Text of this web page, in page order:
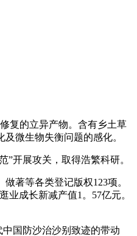
复的立异产物。含有乡土草
微生物失衡问题的感化。
开展攻关，取得浩繁科研。
著等各类登记版权123项。
成长新减产值1。57亿元。
国防沙治沙别致迹的带动